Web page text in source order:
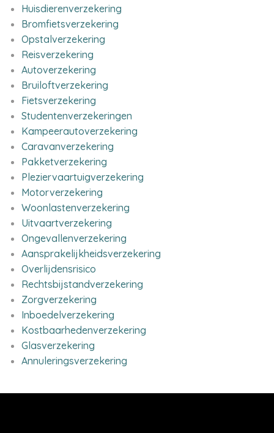
Huisdierenverzekering
Bromfietsverzekering
Opstalverzekering
Reisverzekering
Autoverzekering
Bruiloftverzekering
Fietsverzekering
Studentenverzekeringen
Kampeerautoverzekering
Caravanverzekering
Pakketverzekering
Pleziervaartuigverzekering
Motorverzekering
Woonlastenverzekering
Uitvaartverzekering
Ongevallenverzekering
Aansprakelijkheidsverzekering
Overlijdensrisico
Rechtsbijstandverzekering
Zorgverzekering
Inboedelverzekering
Kostbaarhedenverzekering
Glasverzekering
Annuleringsverzekering